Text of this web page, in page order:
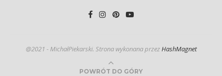
@2021 - MichałPiekarski. Strona wykonana przezHashMagnet
POWRÓT DO GÓRY